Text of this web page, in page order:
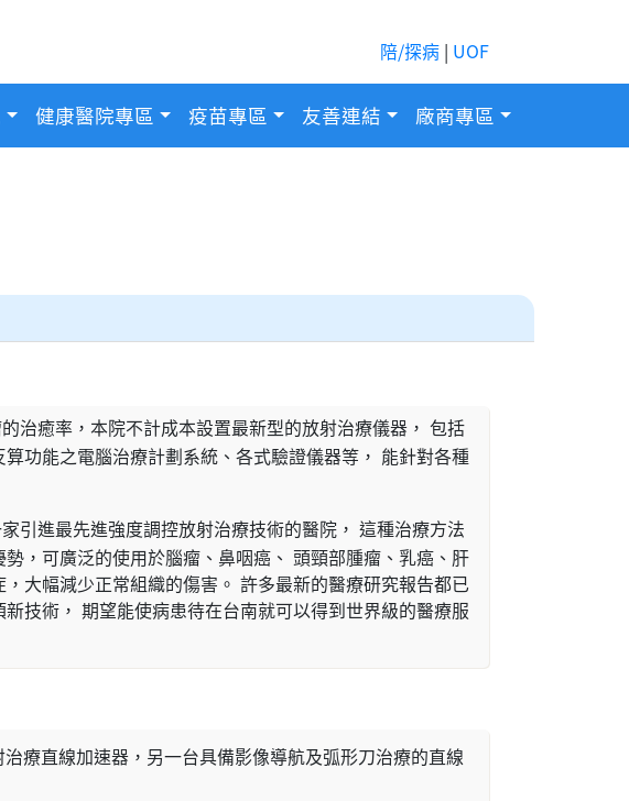
陪/探病 | UOF
健康醫院專區 疫苗專區 友善連結 廠商專區
治癒率，本院不計成本設置最新型的放射治療儀器， 包括
功能之電腦治療計劃系統、各式驗證儀器等， 能針對各種
引進最先進強度調控放射治療技術的醫院， 這種治療方法
，可廣泛的使用於腦瘤、鼻咽癌、 頭頸部腫瘤、乳癌、肝
大幅減少正常組織的傷害。 許多最新的醫療研究報告都已
技術， 期望能使病患待在台南就可以得到世界級的醫療服
療直線加速器，另一台具備影像導航及弧形刀治療的直線